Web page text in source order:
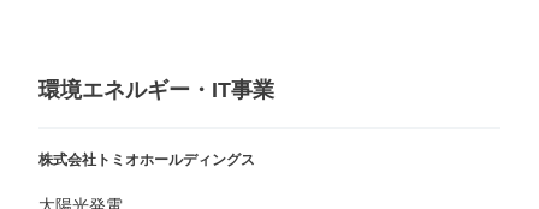
環境エネルギー・IT事業
株式会社トミオホールディングス
太陽光発電